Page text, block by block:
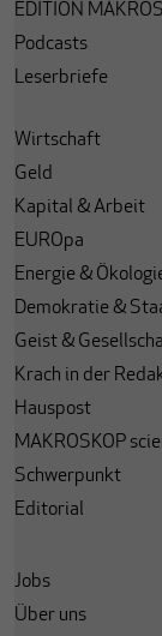
EDITION
Podcasts
Leserbriefe
Wirtschaft
Geld
Kapital & Arbeit
EUROpa
Energie &
Demokratie &
Geist &
Krach in der
Hauspost
MAKROSKOP
Schwerpunkt
Editorial
Jobs
Über uns